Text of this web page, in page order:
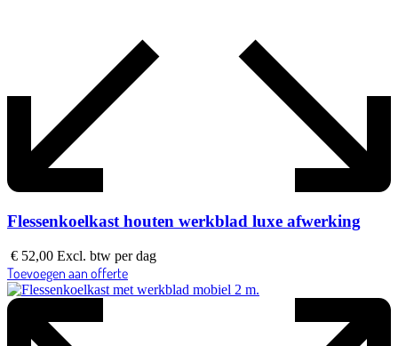
Flessenkoelkast houten werkblad luxe afwerking
€ 52,00 Excl. btw per dag
Toevoegen aan offerte